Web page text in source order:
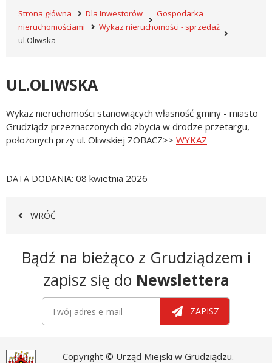
Strona główna Dla Inwestorów
Gospodarka
nieruchomościami
Wykaz nieruchomości - sprzedaż
ul.Oliwska
UL.OLIWSKA
Wykaz nieruchomości stanowiących własność gminy - miasto
Grudziądz przeznaczonych do zbycia w drodze przetargu,
położonych przy ul. Oliwskiej ZOBACZ>> WYKAZ
DATA DODANIA 08 kwietnia 2026
WRÓĆ
Newsletter
Bądź na bieżąco z Grudziądzem i
zapisz się do Newslettera
ZAPISZ
Copyright © Urząd Miejski w Grudziądzu.